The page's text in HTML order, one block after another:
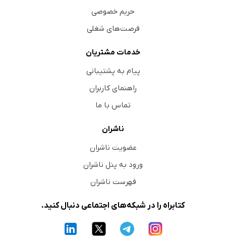
حریم خصوصی
فرصت‌های شغلی
خدمات مشتریان
پیام به پشتیبانی
راهنمای کاربران
تماس با ما
ناشران
عضویت ناشران
ورود به پنل ناشران
فهرست ناشران
کتابراه را در شبکه‌های اجتماعی دنبال کنید.